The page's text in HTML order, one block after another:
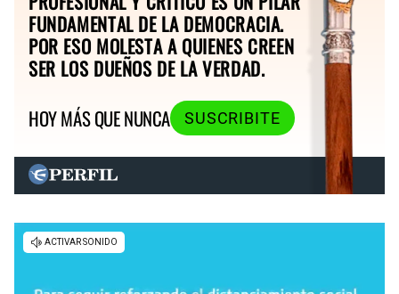
FUNDAMENTAL DE LA DEMOCRACIA.
POR ESO MOLESTA A QUIENES CREEN
SER LOS DUEÑOS DE LA VERDAD.
HOY MÁS QUE NUNCA
SUSCRIBITE